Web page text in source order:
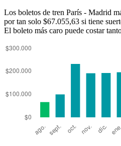
Los boletos de tren París - Madrid
por tan solo $67.055,63 si tiene
El boleto más caro puede costar